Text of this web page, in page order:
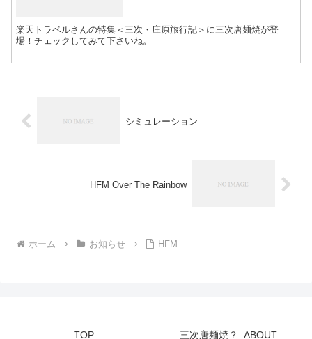
楽天トラベルさんの特集＜三次・庄原旅行記＞に三次唐麺焼が登
場！チェックしてみて下さいね。
シミュレーション
HFM Over The Rainbow
ホーム お知らせ HFM
TOP 三次唐麺焼？_ABOUT